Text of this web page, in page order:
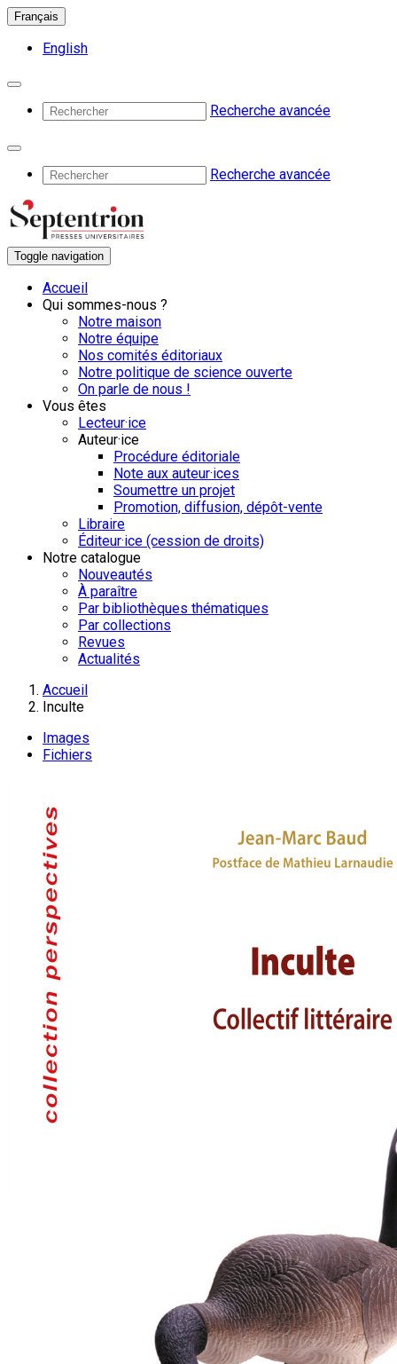
Français
English
Recherche avancée
Recherche avancée
Toggle navigation
Accueil
Qui sommes-nous ?
Notre maison
Notre équipe
Nos comités éditoriaux
Notre politique de science ouverte
On parle de nous !
Vous êtes
Lecteur·ice
Auteur·ice
Procédure éditoriale
Note aux auteur·ices
Soumettre un projet
Promotion, diffusion, dépôt-vente
Libraire
Éditeur·ice (cession de droits)
Notre catalogue
Nouveautés
À paraître
Par bibliothèques thématiques
Par collections
Revues
Actualités
Accueil
Inculte
Images
Fichiers